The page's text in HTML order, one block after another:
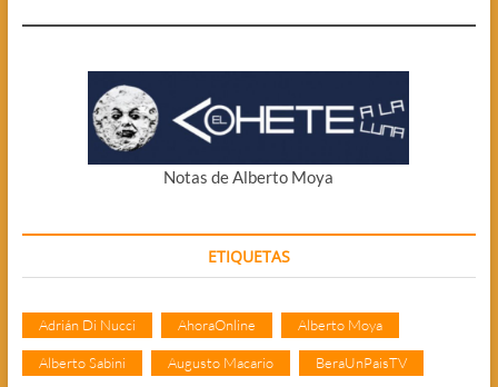
Notas de Alberto Moya
ETIQUETAS
Adrián Di Nucci AhoraOnline Alberto Moya
Alberto Sabini Augusto Macario BeraUnPaisTV